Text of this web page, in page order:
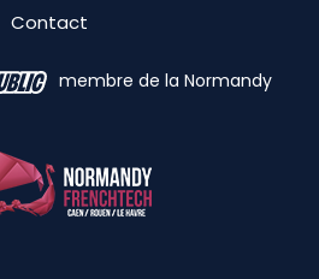
Contact
membre de la Normandy